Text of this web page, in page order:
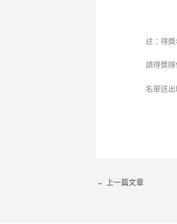
註：得
請得獎
名單送
← 上一篇文章